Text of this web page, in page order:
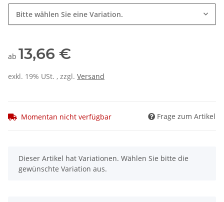
Bitte wählen Sie eine Variation.
ab 13,66 €
exkl. 19% USt. , zzgl. Versand
Momentan nicht verfügbar Frage zum Artikel
x
Dieser Artikel hat Variationen. Wählen Sie bitte die
gewünschte Variation aus.